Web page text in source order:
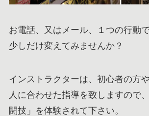
お電話、又はメール、１つの行動
少しだけ変えてみませんか？
インストラクターは、初心者の方
人に合わせた指導を致しますので
闘技」を体験されて下さい。